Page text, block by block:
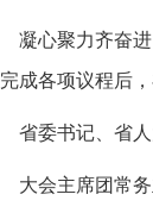
凝心聚力齐奋
成各项议程后
省委书记、省
大会主席团常